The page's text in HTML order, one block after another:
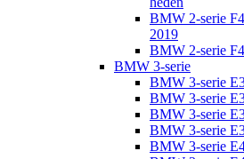
BMW 2-serie
2019
BMW 2-serie
BMW 3-serie
BMW 3-serie
BMW 3-serie
BMW 3-serie
BMW 3-serie
BMW 3-serie